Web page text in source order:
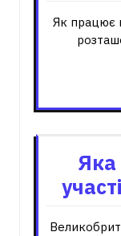
Як працює
Яка